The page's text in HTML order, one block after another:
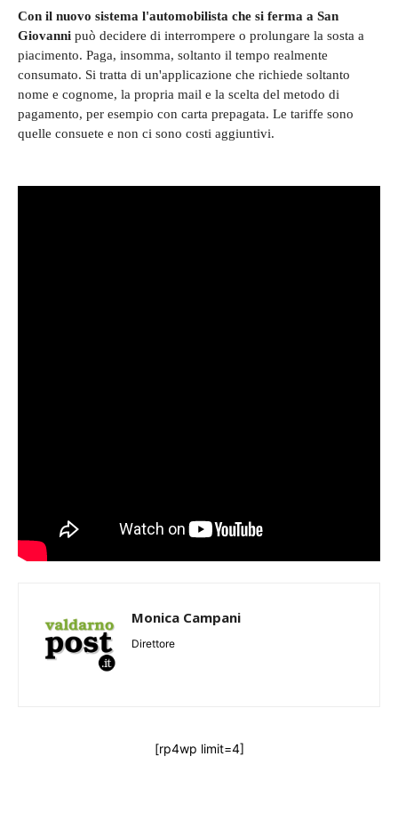
Con il nuovo sistema l'automobilista che si ferma a San
Giovanni può decidere di interrompere o prolungare la sosta a
piacimento. Paga, insomma, soltanto il tempo realmente
consumato. Si tratta di un'applicazione che richiede soltanto
nome e cognome, la propria mail e la scelta del metodo di
pagamento, per esempio con carta prepagata. Le tariffe sono
quelle consuete e non ci sono costi aggiuntivi.
Monica Campani
Direttore
[rp4wp limit=4]